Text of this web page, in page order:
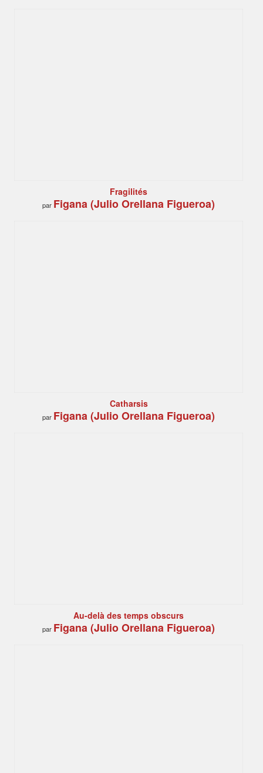
Fragilités
par Figana (Julio Orellana Figueroa)
Catharsis
par Figana (Julio Orellana Figueroa)
Au-delà des temps obscurs
par Figana (Julio Orellana Figueroa)